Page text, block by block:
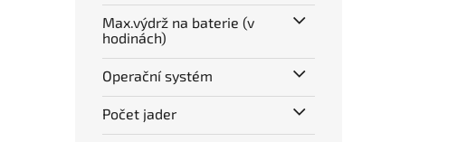
Max.výdrž na baterie (v
hodinách)
Operační systém
Počet jader